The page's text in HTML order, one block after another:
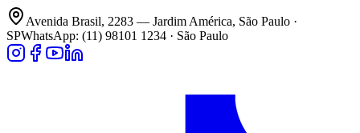
Avenida Brasil, 2283 — Jardim América, São Paulo ·
SPWhatsApp: (11) 98101 1234 · São Paulo